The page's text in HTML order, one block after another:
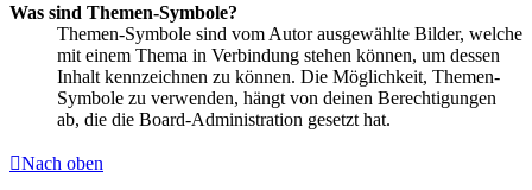
Was sind Themen-Symbole?
Themen-Symbole sind vom Autor ausgewählte Bilder, welche
mit einem Thema in Verbindung stehen können, um dessen
Inhalt kennzeichnen zu können. Die Möglichkeit, Themen-
Symbole zu verwenden, hängt von deinen Berechtigungen
ab, die die Board-Administration gesetzt hat.
Nach oben